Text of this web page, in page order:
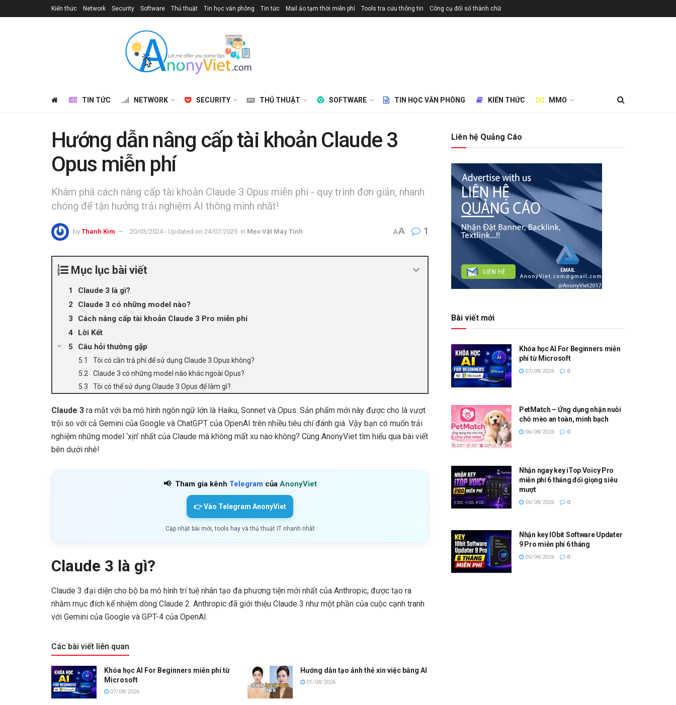
Kiến thức Network Security Software Thủ thuật Tin học văn phòng Tin tức Mail ảo tạm thời miễn phí Tools tra cứu thông tin Công cụ đổi số thành chữ
TIN TỨC NETWORK SECURITY THỦ THUẬT SOFTWARE TIN HỌC VĂN PHÒNG KIẾN THỨC MMO
Hướng dẫn nâng cấp tài khoản Claude 3
Opus miễn phí
Khám phá cách nâng cấp tài khoản Claude 3 Opus miễn phí - quy trình đơn giản, nhanh
chóng để tận hưởng trải nghiệm AI thông minh nhất!
by Thanh Kim 20/03/2024 - Updated on 24/07/2025 in Mẹo Vặt Máy Tính AA 1
Mục lục bài viết
Claude 3 là gì?
Claude 3 có những model nào?
Cách nâng cấp tài khoản Claude 3 Pro miễn phí
Lời Kết
Câu hỏi thường gặp
Tôi có cần trả phí để sử dụng Claude 3 Opus không?
Claude 3 có những model nào khác ngoài Opus?
Tôi có thể sử dụng Claude 3 Opus để làm gì?
Claude 3 ra mắt với ba mô hình ngôn ngữ lớn là Haiku, Sonnet và Opus. Sản phẩm mới này được cho là vượt
trội so với cả Gemini của Google và ChatGPT của OpenAI trên nhiều tiêu chí đánh giá. Vậy bạn có muốn trải
nghiệm những model ‘xịn’ nhất của Claude mà không mất xu nào không? Cùng AnonyViet tìm hiểu qua bài viết
bên dưới nhé!
📢 Tham gia kênh Telegram của AnonyViet
👉 Vào Telegram AnonyViet
Cập nhật bài mới, tools hay và thủ thuật IT nhanh nhất
Claude 3 là gì?
Claude 3 đại diện cho bộ ba mô hình trí tuệ nhân tạo đa phương tiện mới nhất của Anthropic, được tạo ra
nhằm mục đích kế nhiệm dòng Claude 2. Anthropic đã giới thiệu Claude 3 như một phần của cuộc cạnh tranh
với Gemini của Google và GPT-4 của OpenAI.
Các bài viết liên quan
Khóa học AI For Beginners miễn phí từ
Microsoft
07/08/2026
Hướng dẫn tạo ảnh thẻ xin việc bằng AI
01/08/2026
Liên hệ Quảng Cáo
Bài viết mới
Khóa học AI For Beginners miễn
phí từ Microsoft
07/08/2026 0
PetMatch – Ứng dụng nhận nuôi
chó mèo an toàn, minh bạch
06/08/2026 0
Nhận ngay key iTop Voicy Pro
miễn phí 6 tháng đổi giọng siêu
mượt
06/08/2026 0
Nhận key IObit Software Updater
9 Pro miễn phí 6 tháng
05/08/2026 0